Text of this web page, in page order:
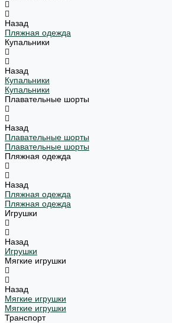
Назад
Пляжная одежда
Купальники
Назад
Купальники
Купальники
Плавательные шорты
Назад
Плавательные шорты
Плавательные шорты
Пляжная одежда
Назад
Пляжная одежда
Пляжная одежда
Игрушки
Назад
Игрушки
Мягкие игрушки
Назад
Мягкие игрушки
Мягкие игрушки
Транспорт